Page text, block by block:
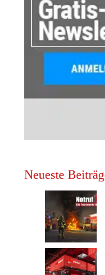
Neueste